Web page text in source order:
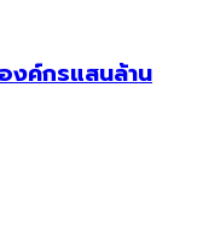
ค์กรแสนล้าน